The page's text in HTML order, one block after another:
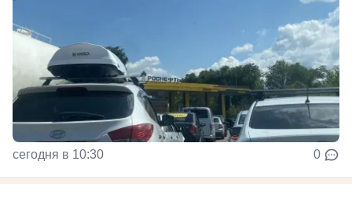
сегодня в 10:30 0